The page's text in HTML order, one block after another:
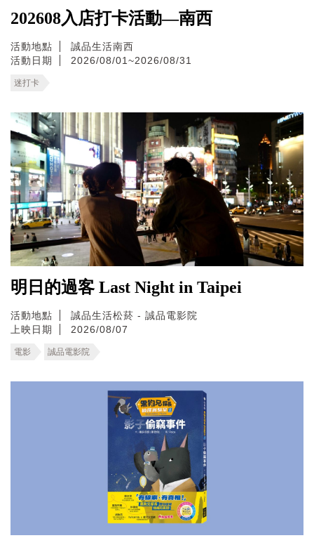
202608入店打卡活動—南西
活動地點
誠品生活南西
活動日期
2026/08/01~2026/08/31
迷打卡
明日的過客 Last Night in Taipei
活動地點
誠品生活松菸 - 誠品電影院
上映日期
2026/08/07
電影 誠品電影院